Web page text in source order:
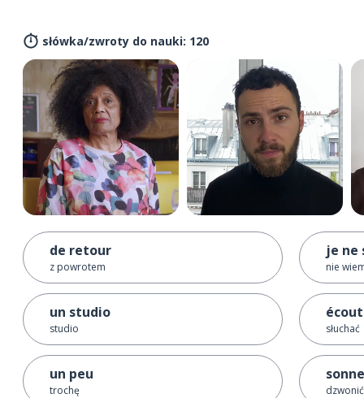
słówka/zwroty do nauki: 120
de retour
z powrotem
un studio
studio
un peu
trochę
je ne
nie
słuchać
dzwonić